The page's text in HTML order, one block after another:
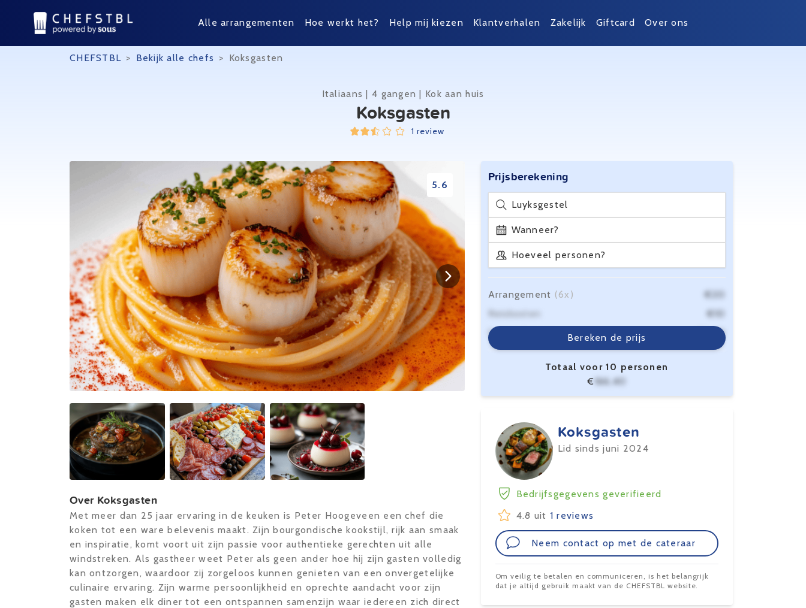
Alle arrangementen Hoe werkt het? Help mij kiezen Klantverhalen Zakelijk Giftcard Over ons
CHEFSTBL > Bekijk alle chefs > Koksgasten
Italiaans | 4 gangen | Kok aan huis
Koksgasten
1 review
5.6
Over Koksgasten
Met meer dan 25 jaar ervaring in de keuken is Peter Hoogeveen een chef die
koken tot een ware belevenis maakt. Zijn bourgondische kookstijl, rijk aan smaak
en inspiratie, komt voort uit zijn passie voor authentieke gerechten uit alle
windstreken. Als gastheer weet Peter als geen ander hoe hij zijn gasten volledig
kan ontzorgen, waardoor zij zorgeloos kunnen genieten van een onvergetelijke
culinaire ervaring. Zijn warme persoonlijkheid en oprechte aandacht voor zijn
gasten maken elk diner tot een ontspannen samenzijn waar iedereen zich direct
Prijsberekening
Luyksgestel
Wanneer?
Hoeveel personen?
Bereken de prijs
Arrangement (6x)
€20
Reiskosten
€10
Servicekosten
€6,40
Totaal voor 10 personen
€ 166,40
Koksgasten
Lid sinds juni 2024
Bedrijfsgegevens geverifieerd
4.8 uit 1 reviews
Neem contact op met de cateraar
Om veilig te betalen en communiceren, is het belangrijk
dat je altijd gebruik maakt van de CHEFSTBL website.